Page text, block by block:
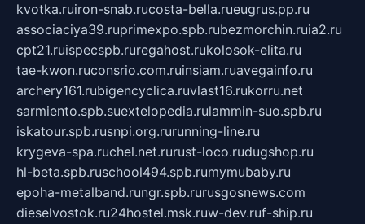
kvotka.ruiron-snab.rucosta-bella.rueugrus.pp.ru
associaciya39.ruprimexpo.spb.rubezmorchin.ruia2.ru
cpt21.ruispecspb.ruregahost.rukolosok-elita.ru
tae-kwon.ruconsrio.com.ruinsiam.ruavegainfo.ru
archery161.rubigencyclica.ruvlast16.rukorru.net
sarmiento.spb.suextelopedia.rulammin-suo.spb.ru
iskatour.spb.rusnpi.org.rurunning-line.ru
krygeva-spa.ruchel.net.rurust-loco.rudugshop.ru
hl-beta.spb.ruschool494.spb.rumymubaby.ru
epoha-metalband.rungr.spb.rurusgosnews.com
dieselvostok.ru24hostel.msk.ruw-dev.ruf-ship.ru